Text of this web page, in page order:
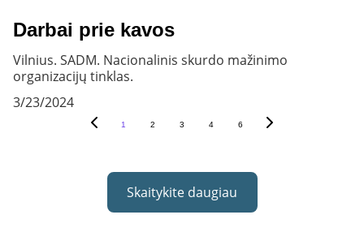
Darbai prie kavos
Vilnius. SADM. Nacionalinis skurdo mažinimo
organizacijų tinklas.
3/23/2024
1 2 3 4 6
Skaitykite daugiau